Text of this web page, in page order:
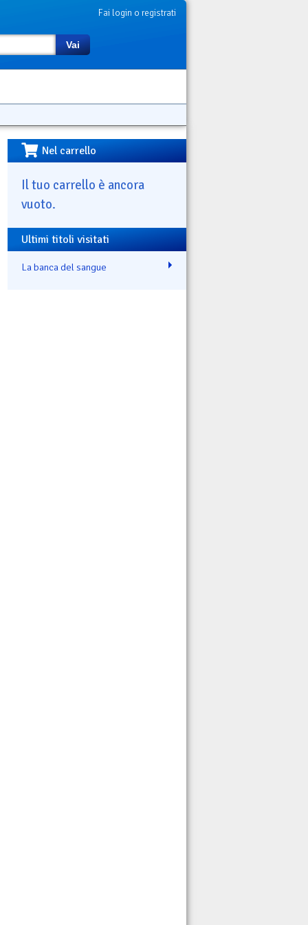
Fai login o registrati
Vai
Nel carrello
Il tuo carrello è ancora
vuoto.
Ultimi titoli visitati
La banca del sangue